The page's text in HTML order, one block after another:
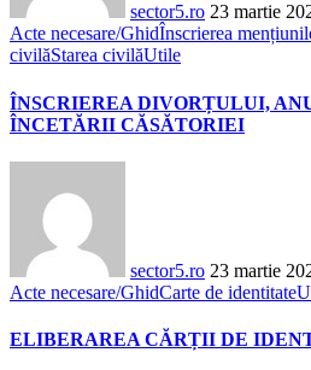
sector5.ro 23 martie
Acte necesare/GhidÎnscrierea
civilăStarea civilăUtile
ÎNSCRIEREA DIVORȚULUI,
ÎNCETĂRII CĂSĂTORIEI
sector5.ro 23 martie
Acte necesare/GhidCarte de identitate
ELIBERAREA CĂRȚII DE